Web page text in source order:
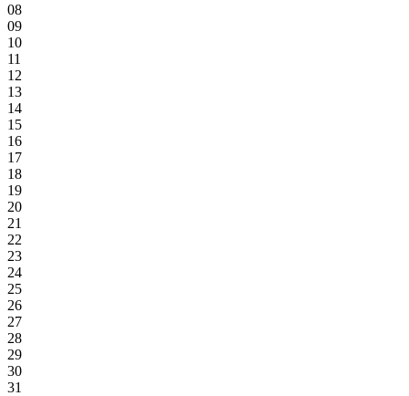
08
09
10
11
12
13
14
15
16
17
18
19
20
21
22
23
24
25
26
27
28
29
30
31